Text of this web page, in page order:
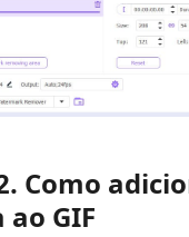
Como
GIF